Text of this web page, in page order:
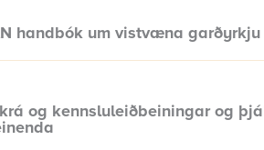
handbók um vistvæna garðyrkju
og kennsluleiðbeiningar og